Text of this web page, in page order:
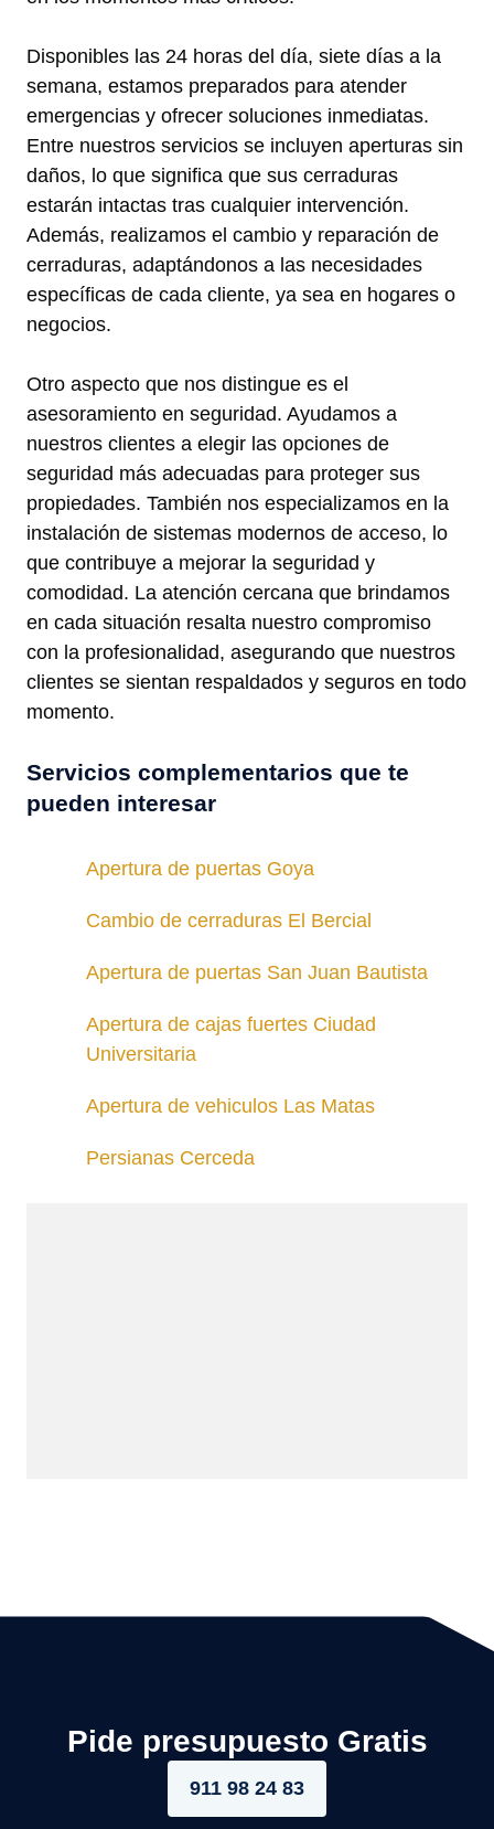
Disponibles las 24 horas del día, siete días a la
semana, estamos preparados para atender
emergencias y ofrecer soluciones inmediatas.
Entre nuestros servicios se incluyen aperturas sin
daños, lo que significa que sus cerraduras
estarán intactas tras cualquier intervención.
Además, realizamos el cambio y reparación de
cerraduras, adaptándonos a las necesidades
específicas de cada cliente, ya sea en hogares o
negocios.
Otro aspecto que nos distingue es el
asesoramiento en seguridad. Ayudamos a
nuestros clientes a elegir las opciones de
seguridad más adecuadas para proteger sus
propiedades. También nos especializamos en la
instalación de sistemas modernos de acceso, lo
que contribuye a mejorar la seguridad y
comodidad. La atención cercana que brindamos
en cada situación resalta nuestro compromiso
con la profesionalidad, asegurando que nuestros
clientes se sientan respaldados y seguros en todo
momento.
Servicios complementarios que te
pueden interesar
Apertura de puertas Goya
Cambio de cerraduras El Bercial
Apertura de puertas San Juan Bautista
Apertura de cajas fuertes Ciudad
Universitaria
Apertura de vehiculos Las Matas
Persianas Cerceda
Pide presupuesto Gratis
911 98 24 83